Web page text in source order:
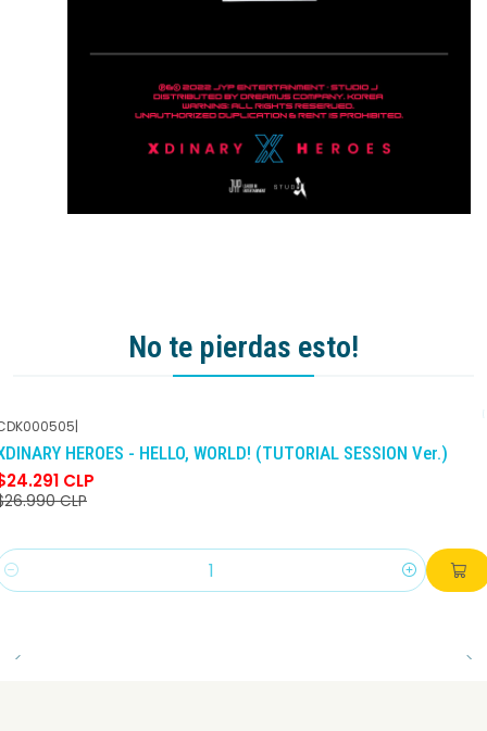
No te pierdas esto!
-10% DCTO
|
HEROES - HELLO, WORLD! (TUTORIAL SESSION Ver.)
CLP
CLP